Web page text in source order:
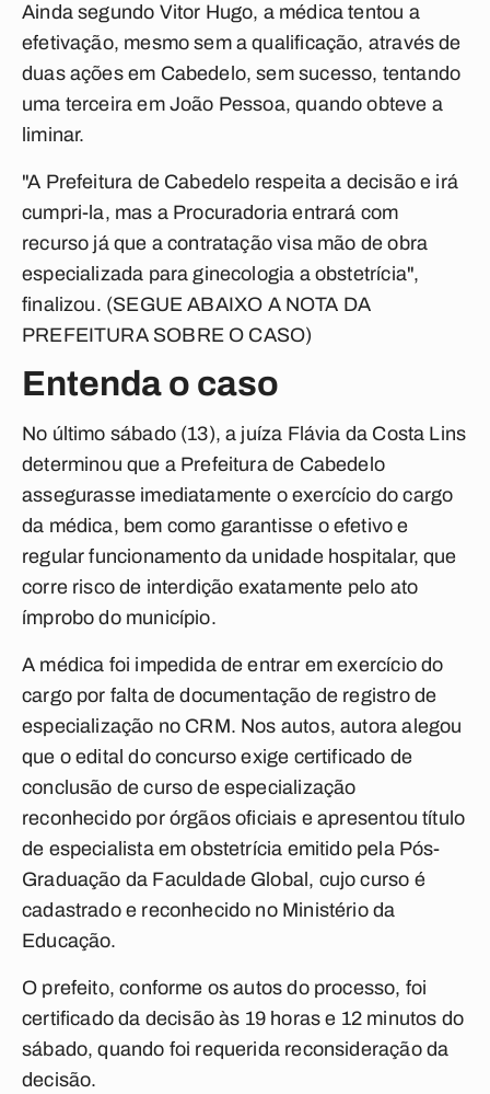
Ainda segundo Vitor Hugo, a médica tentou a
efetivação, mesmo sem a qualificação, através de
duas ações em Cabedelo, sem sucesso, tentando
uma terceira em João Pessoa, quando obteve a
liminar.
"A Prefeitura de Cabedelo respeita a decisão e irá
cumpri-la, mas a Procuradoria entrará com
recurso já que a contratação visa mão de obra
especializada para ginecologia a obstetrícia",
finalizou. (SEGUE ABAIXO A NOTA DA
PREFEITURA SOBRE O CASO)
Entenda o caso
No último sábado (13), a juíza Flávia da Costa Lins
determinou que a Prefeitura de Cabedelo
assegurasse imediatamente o exercício do cargo
da médica, bem como garantisse o efetivo e
regular funcionamento da unidade hospitalar, que
corre risco de interdição exatamente pelo ato
ímprobo do município.
A médica foi impedida de entrar em exercício do
cargo por falta de documentação de registro de
especialização no CRM. Nos autos, autora alegou
que o edital do concurso exige certificado de
conclusão de curso de especialização
reconhecido por órgãos oficiais e apresentou título
de especialista em obstetrícia emitido pela Pós-
Graduação da Faculdade Global, cujo curso é
cadastrado e reconhecido no Ministério da
Educação.
O prefeito, conforme os autos do processo, foi
certificado da decisão às 19 horas e 12 minutos do
sábado, quando foi requerida reconsideração da
decisão.